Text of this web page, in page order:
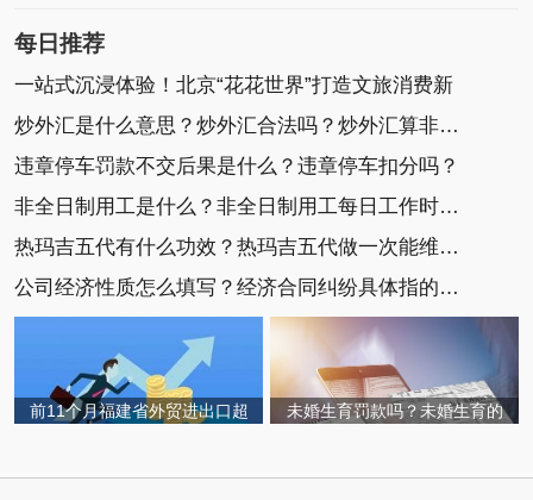
每日推荐
一站式沉浸体验！北京“花花世界”打造文旅消费新
炒外汇是什么意思？炒外汇合法吗？炒外汇算非法集
违章停车罚款不交后果是什么？违章停车扣分吗？
非全日制用工是什么？非全日制用工每日工作时间不
热玛吉五代有什么功效？热玛吉五代做一次能维持多
公司经济性质怎么填写？经济合同纠纷具体指的是什
前11个月福建省外贸进出口超 未婚生育罚款吗？未婚生育的